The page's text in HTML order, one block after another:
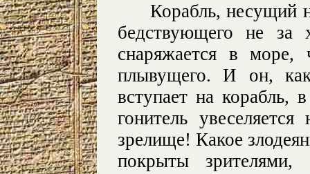
Корабль, несущий
бедствующего не за
снаряжается в море,
плывущего. И он,
вступает на корабль,
гонитель
зрелище! Какое
покрыты